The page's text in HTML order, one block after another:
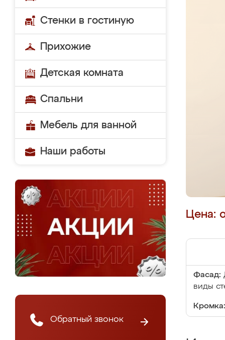
Стенки в гостиную
Прихожие
Детская комната
Спальни
Мебель для ванной
Наши работы
Обратный звонок
Цена:
Фасад:
виды
Кромка: